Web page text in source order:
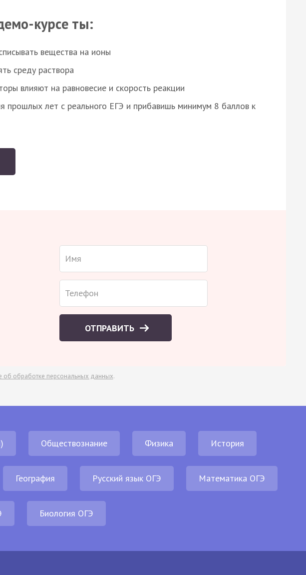
курсе ты:
вещества на ионы
среду раствора
влияют на равновесие и скорость реакции
прошлых лет с реального ЕГЭ и прибавишь минимум 8 баллов к
ОТПРАВИТЬ
об обработке персональных данных.
Обществознание Физика История
География Русский язык ОГЭ Математика ОГЭ
Биология ОГЭ